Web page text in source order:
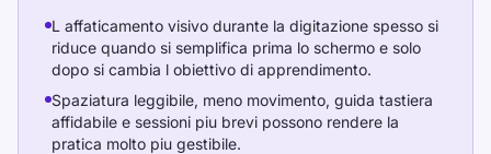
L affaticamento visivo durante la digitazione spesso si
riduce quando si semplifica prima lo schermo e solo
dopo si cambia l obiettivo di apprendimento.
Spaziatura leggibile, meno movimento, guida tastiera
affidabile e sessioni piu brevi possono rendere la
pratica molto piu gestibile.